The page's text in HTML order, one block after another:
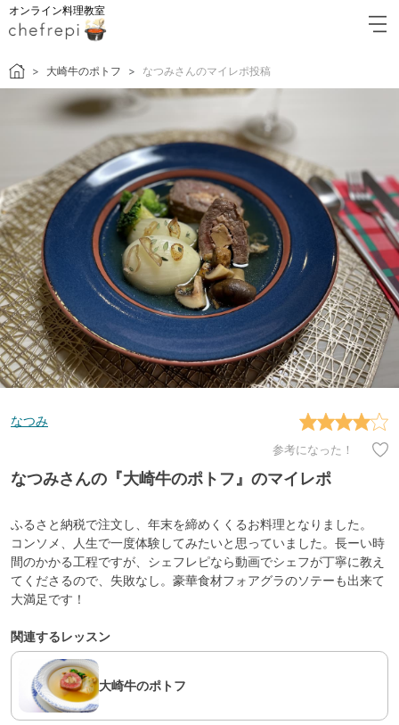
オンライン料理教室
大崎牛のポトフ なつみさんのマイレポ投稿
なつみ
参考になった！
なつみさんの『大崎牛のポトフ』のマイレポ
ふるさと納税で注文し、年末を締めくくるお料理となりました。
コンソメ、人生で一度体験してみたいと思っていました。長ーい時
間のかかる工程ですが、シェフレピなら動画でシェフが丁寧に教え
てくださるので、失敗なし。豪華食材フォアグラのソテーも出来て
大満足です！
関連するレッスン
大崎牛のポトフ